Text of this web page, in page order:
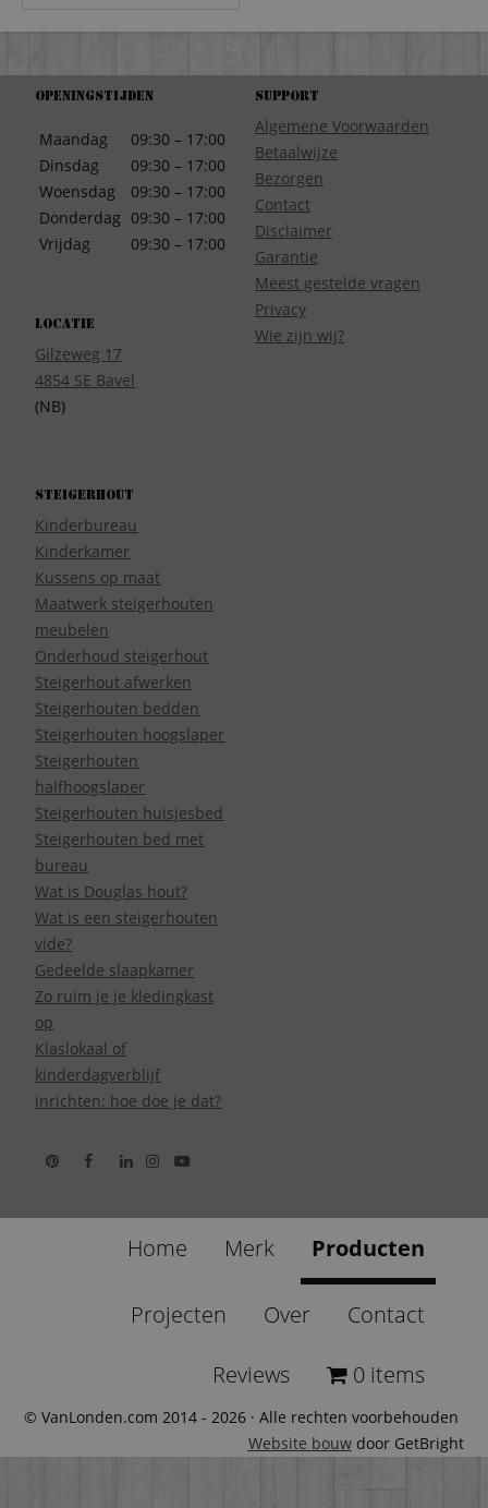
Openingstijden
Maandag
Dinsdag
Woensdag
Donderdag
Vrijdag
09:30 – 17:00
09:30 – 17:00
09:30 – 17:00
09:30 – 17:00
09:30 – 17:00
Locatie
Gilzeweg 17
4854 SE Bavel
(NB)
Support
Algemene Voorwaarden
Betaalwijze
Bezorgen
Contact
Disclaimer
Garantie
Meest gestelde vragen
Privacy
Wie zijn wij?
Steigerhout
Kinderbureau
Kinderkamer
Kussens op maat
Maatwerk steigerhouten
meubelen
Onderhoud steigerhout
Steigerhout afwerken
Steigerhouten bedden
Steigerhouten hoogslaper
Steigerhouten
halfhoogslaper
Steigerhouten huisjesbed
Steigerhouten bed met
bureau
Wat is Douglas hout?
Wat is een steigerhouten
vide?
Gedeelde slaapkamer
Zo ruim je je kledingkast
op
Klaslokaal of
kinderdagverblijf
inrichten: hoe doe je dat?
Home Merk Producten
Projecten Over Contact
Reviews 0 items
© VanLonden.com 2014 - 2026 · Alle rechten voorbehouden
Website bouwdoor GetBright